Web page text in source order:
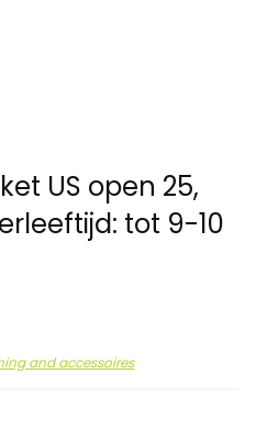
US open 25,
tot 9-10
and accessoires